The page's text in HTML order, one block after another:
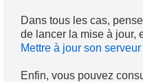
Dans tous les cas,
de lancer la mise à jour,
Mettre à jour son
Enfin, vous pouvez